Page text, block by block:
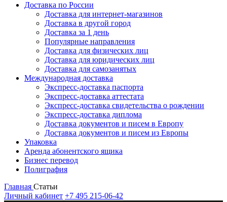
Доставка по России
Доставка для интернет-магазинов
Доставка в другой город
Доставка за 1 день
Популярные направления
Доставка для физических лиц
Доставка для юридических лиц
Доставка для самозанятых
Международная доставка
Экспресс-доставка паспорта
Экспресс-доставка аттестата
Экспресс-доставка свидетельства о рождении
Экспресс-доставка диплома
Доставка документов и писем в Европу
Доставка документов и писем из Европы
Упаковка
Аренда абонентского ящика
Бизнес перевод
Полиграфия
Главная Статьи
Личный кабинет +7 495 215-06-42